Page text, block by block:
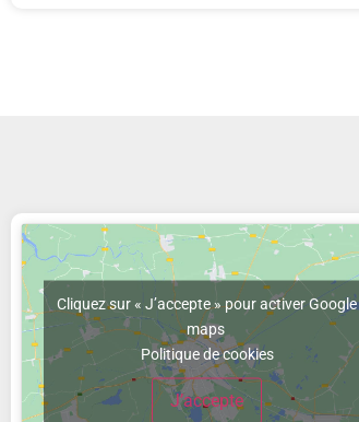
Cliquez sur « J’accepte » pour activer Google
maps
Politique de cookies
J’accepte